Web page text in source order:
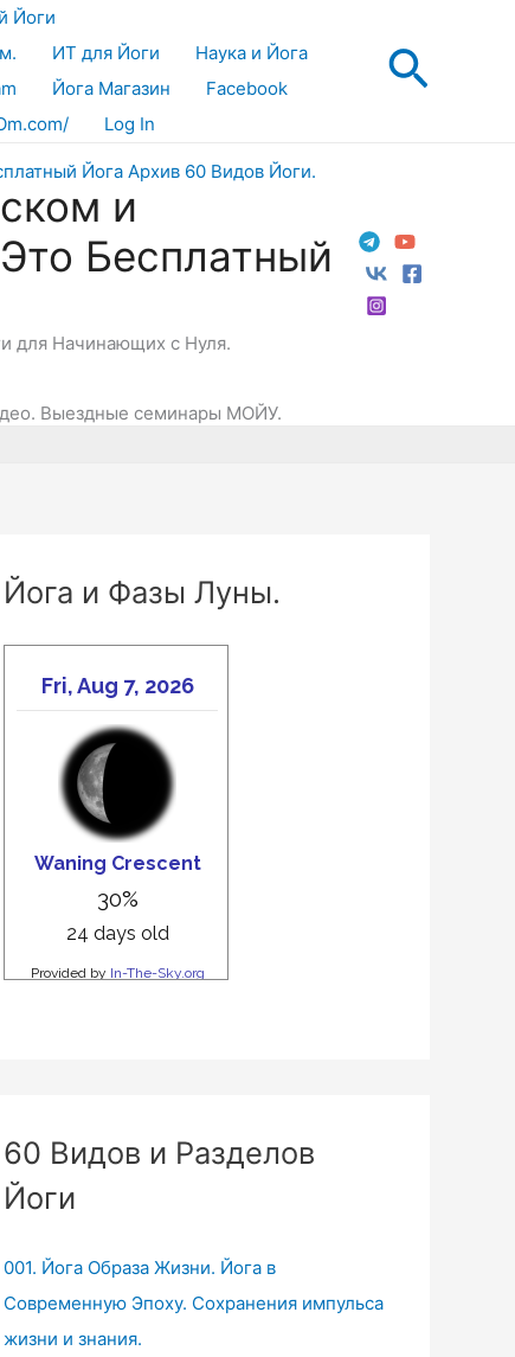
Йоги
ИТ для Йоги
Наука и Йога
Йога Магазин
Facebook
Log In
и
Бесплатный
для Начинающих с Нуля.
Выездные семинары МОЙУ.
Йога и Фазы Луны.
60 Видов и Разделов
Йоги
001. Йога Образа Жизни. Йога в
Современную Эпоху. Сохранения импульса
жизни и знания.